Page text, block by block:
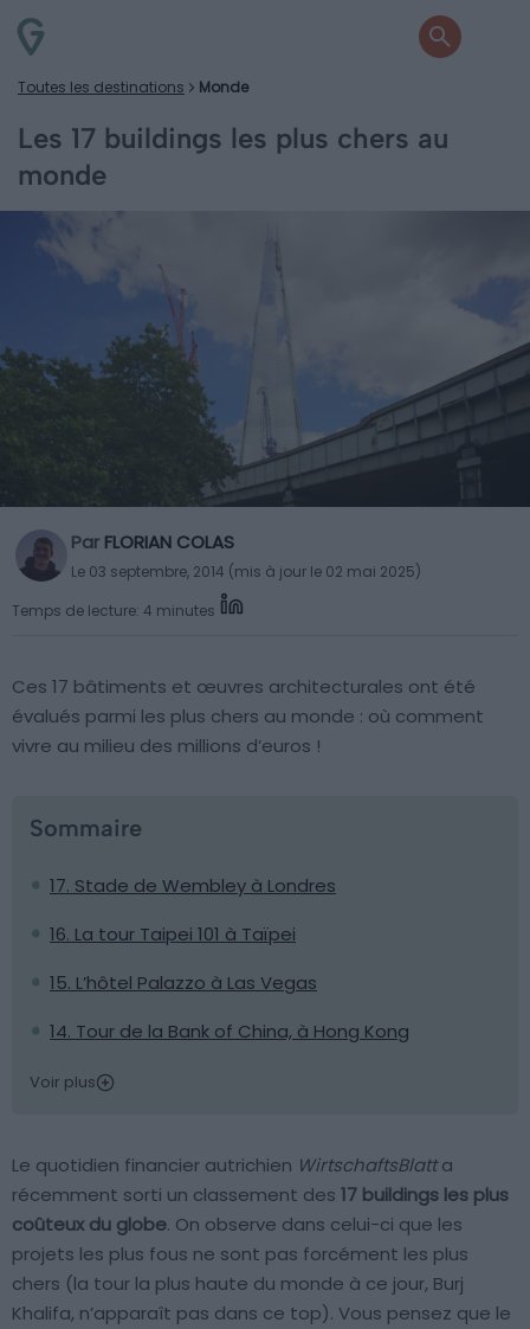
Toutes les destinations Monde
Les 17 buildings les plus chers au
monde
Par FLORIAN COLAS
Le 03 septembre, 2014 (mis à jour le 02 mai 2025)
Temps de lecture: 4 minutes
Ces 17 bâtiments et œuvres architecturales ont été
évalués parmi les plus chers au monde : où comment
vivre au milieu des millions d’euros !
Sommaire
17. Stade de Wembley à Londres
16. La tour Taipei 101 à Taïpei
15. L’hôtel Palazzo à Las Vegas
14. Tour de la Bank of China, à Hong Kong
Voir plus
Le quotidien financier autrichien WirtschaftsBlatta
récemment sorti un classement des 17 buildings les plus
coûteux du globe. On observe dans celui-ci que les
projets les plus fous ne sont pas forcément les plus
chers (la tour la plus haute du monde à ce jour, Burj
Khalifa, n’apparaît pas dans ce top). Vous pensez que le